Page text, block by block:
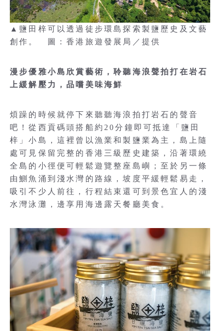
▲鹽田梓可以透過徒步環島探索製鹽歷史及文藝
創作。 圖：香港旅遊發展局／提供
漫步優雅小島欣賞藝術，聆聽海浪聲拍打在岩石
上緩解壓力，品嚐美味海鮮
煩躁的時候就停下來聽聽海浪拍打岩石的聲音
吧！從西貢碼頭搭船約20分鐘即可抵達「鹽田
梓」小島，這裡曾以漁業和製鹽業為主，島上隨
處可見保留完整的香港三級歷史建築，沿著環繞
全島的小徑便可輕鬆遊覽整座島嶼；至於另一條
由鰂魚涌到淺水灣的路線，坡度平緩輕鬆易走，
吸引不少人前往，行程結束還可到景色宜人的淺
水灣泳灘，邊享用海邊露天餐廳美食。